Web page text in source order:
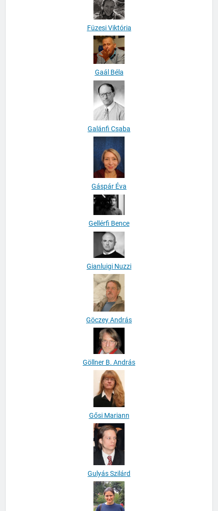
Füzesi Viktória
Gaál Béla
Galánfi Csaba
Gáspár Éva
Gellérfi Bence
Gianluigi Nuzzi
Göczey András
Göllner B. András
Gősi Mariann
Gulyás Szilárd